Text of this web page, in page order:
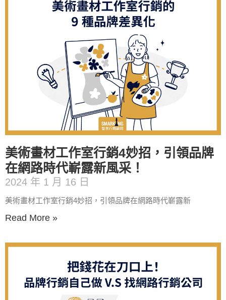
美術畫材工作室行銷4妙招，引領品牌
在網路時代嶄露新風采！
2024 年 1 月 16 日
美術畫材工作室行銷4妙招，引領品牌在網路時代嶄露新
Read More »